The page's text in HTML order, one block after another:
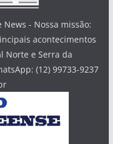
News - Nossa missão:
acontecimentos
Norte e Serra da
(12) 99733-9237